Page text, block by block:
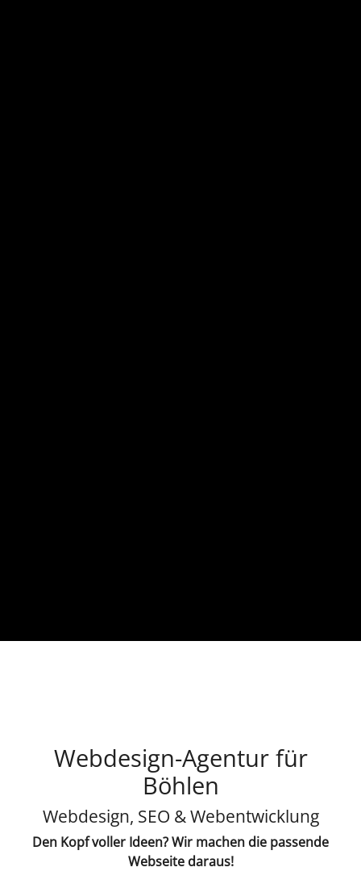
Webdesign-Agentur für
Böhlen
Webdesign, SEO & Webentwicklung
Den Kopf voller Ideen? Wir machen die passende
Webseite daraus!